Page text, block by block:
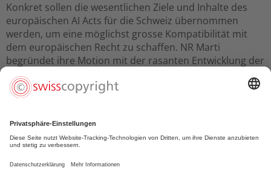
Konkret sollen die wesentlichen Ziele und Inhalte des
europäischen AI Acts für die Schweiz übernommen
werden, um eine möglichst grosse Kompatibilität mit
dem europäischen Recht zu schaffen. NR Marti
begründet ihre Motion mit der rasanten Entwicklung der
KI sowie deren Chancen aber auch Risiken.
Stellungnahme des Bundesrats vom 30.8.2023
Bundesrat darauf hin, dass sowohl der AI Act als auch
das Europaratsabkommen zur Künstlichen Intelligenz
frühestens Anfang 2024 vorliegen werden. Erst dann
könne der Bundesrat die Auswirkungen dieser